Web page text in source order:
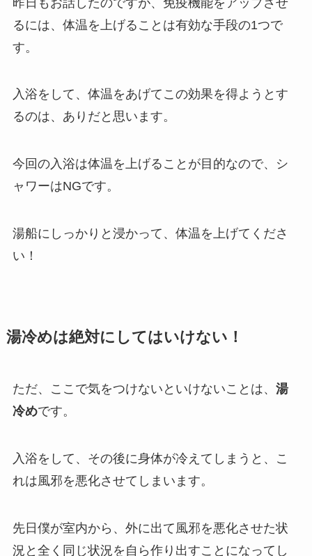
るには、体温を上げることは有効な手段の1つで
す。
入浴をして、体温をあげてこの効果を得ようとす
るのは、ありだと思います。
今回の入浴は体温を上げることが目的なので、シ
ャワーはNGです。
湯船にしっかりと浸かって、体温を上げてくださ
い！
湯冷めは絶対にしてはいけない！
ただ、ここで気をつけないといけないことは、 湯
冷めです。
入浴をして、その後に身体が冷えてしまうと、こ
れは風邪を悪化させてしまいます。
先日僕が室内から、外に出て風邪を悪化させた状
況と全く同じ状況を自ら作り出すことになってし